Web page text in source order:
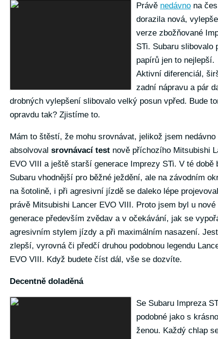
Právě nedávno na
dorazila nová,
verze zbožňované
STi. Subaru slibovalo
papírů jen to nejlepší.
Aktivní diferenciál,
zadní nápravu a pár
drobných vylepšení slibovalo velký posun vpřed. Bude
opravdu tak? Zjistíme to.
Mám to štěstí, že mohu srovnávat, jelikož jsem nedávno
absolvoval srovnávací test nově příchozího Mitsubishi
EVO VIII a ještě starší generace Imprezy STi. V té době
Subaru vhodnější pro běžné ježdění, ale na závodním
na šotolině, i při agresivní jízdě se daleko lépe
právě Mitsubishi Lancer EVO VIII. Proto jsem byl u nové
generace především zvědav a v očekávání, jak se
agresivním stylem jízdy a při maximálním nasazení.
zlepší, vyrovná či předčí druhou podobnou legendu
EVO VIII. Když budete číst dál, vše se dozvíte.
Decentně doladěná
Se Subaru Impreza
podobné jako s
ženou. Každý chlap